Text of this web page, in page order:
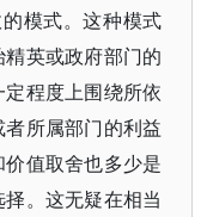
模式。这种模式
英或政府部门的
程度上围绕所依
所属部门的利益
值取舍也多少是
。这无疑在相当